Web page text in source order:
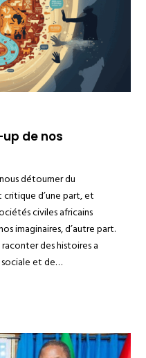
de nos
détourner du
d’une part, et
civiles africains
imaginaires, d’autre part.
des histoires a
et de…